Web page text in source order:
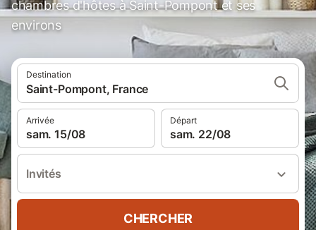
chambres d'hôtes à Saint-Pompont et ses
environs
Destination
Saint-Pompont, France
Arrivée
sam. 15/08
Départ
sam. 22/08
Invités
CHERCHER